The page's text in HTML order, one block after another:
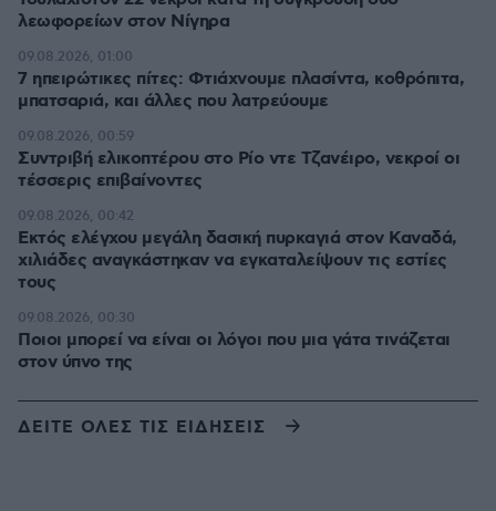
λεωφορείων στον Νίγηρα
7 ηπειρώτικες πίτες: Φτιάχνουμε πλασίντα, κοθρόπιτα,
μπατσαριά, και άλλες που λατρεύουμε
09.08.2026, 01:00
Συντριβή ελικοπτέρου στο Ρίο ντε Τζανέιρο, νεκροί οι
τέσσερις επιβαίνοντες
09.08.2026, 00:59
Εκτός ελέγχου μεγάλη δασική πυρκαγιά στον Καναδά,
χιλιάδες αναγκάστηκαν να εγκαταλείψουν τις εστίες
τους
09.08.2026, 00:42
Ποιοι μπορεί να είναι οι λόγοι που μια γάτα τινάζεται
στον ύπνο της
09.08.2026, 00:30
ΔΕΙΤΕ ΟΛΕΣ ΤΙΣ ΕΙΔΗΣΕΙΣ